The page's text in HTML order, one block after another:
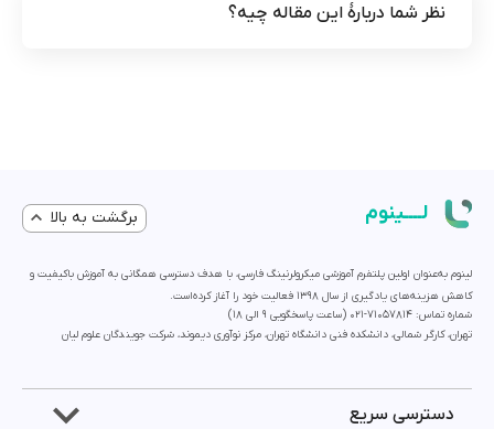
نظر شما دربارۀ این مقاله چیه؟
لــــینوم برگشت به بالا
لینوم به‌عنوان اولین پلتفرم آموزشی میکرولرنینگ فارسی، با هدف دسترسی همگانی به آموزش باکیفیت و
کاهش هزینه‌های یادگیری از سال 1398 فعالیت خود را آغاز کرده‌است.
شماره تماس: 71057814-021 (ساعت پاسخگویی ۹ الی ۱۸)
تهران، کارگر شمالی، دانشکده فنی دانشگاه تهران، مرکز نوآوری دیموند، شرکت جویندگان علوم لیان
دسترسی سریع